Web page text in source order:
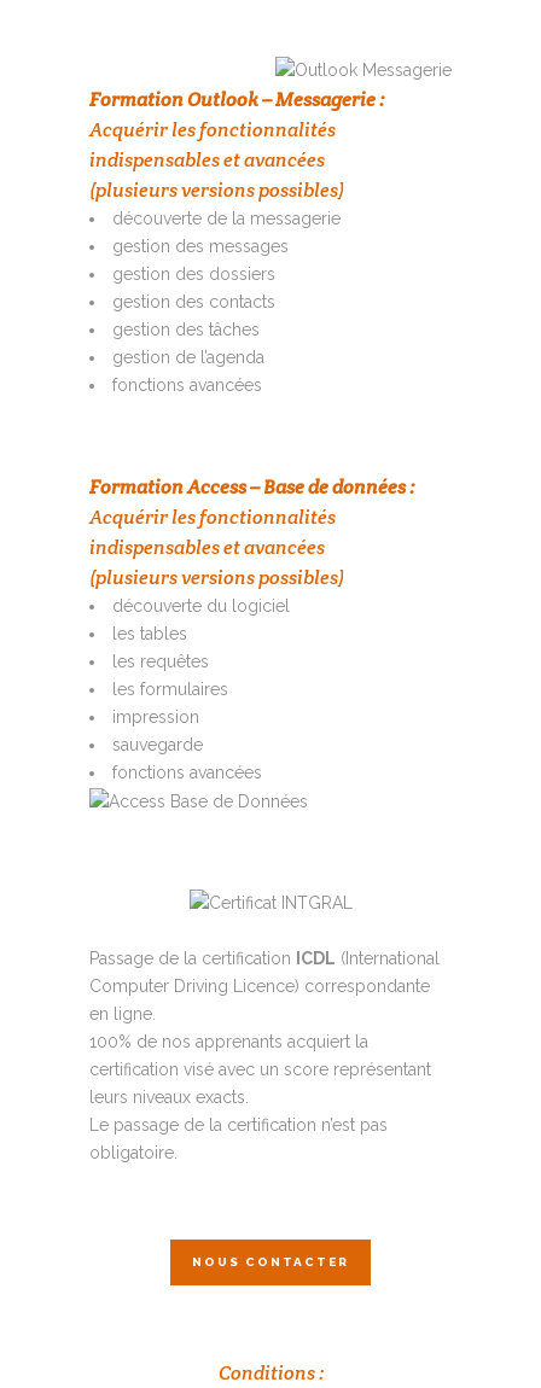
Formation Outlook – Messagerie :
Acquérir les fonctionnalités
indispensables et avancées
(plusieurs versions possibles)
découverte de la messagerie
gestion des messages
gestion des dossiers
gestion des contacts
gestion des tâches
gestion de l’agenda
fonctions avancées
Formation Access – Base de données :
Acquérir les fonctionnalités
indispensables et avancées
(plusieurs versions possibles)
découverte du logiciel
les tables
les requêtes
les formulaires
impression
sauvegarde
fonctions avancées
Passage de la certification ICDL (International
Computer Driving Licence) correspondante
en ligne.
100% de nos apprenants acquiert la
certification visé avec un score représentant
leurs niveaux exacts.
Le passage de la certification n’est pas
obligatoire.
NOUS CONTACTER
Conditions :